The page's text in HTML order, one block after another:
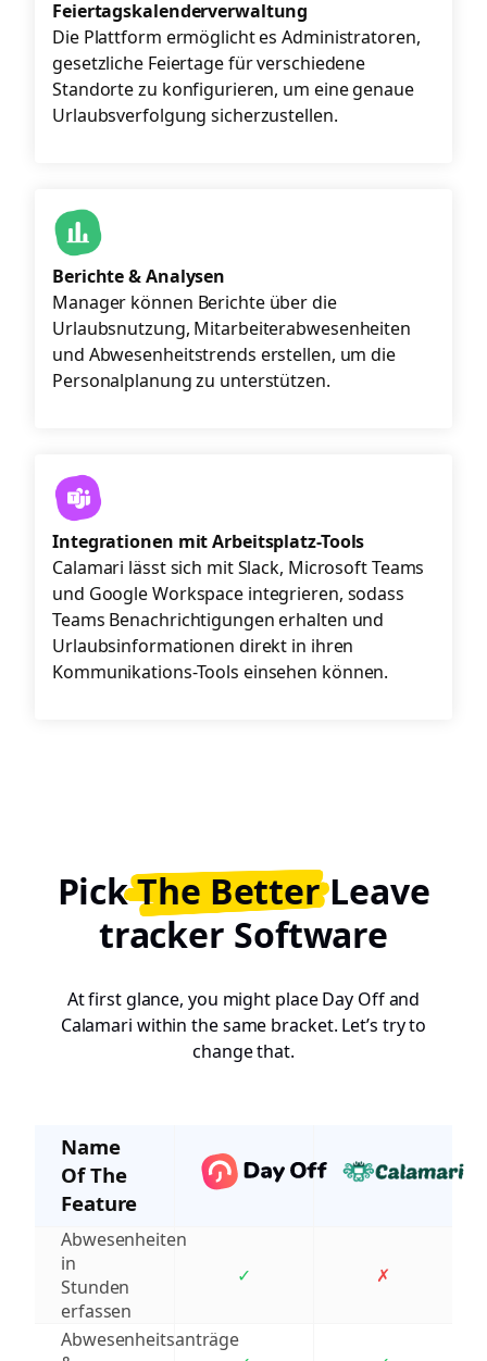
Feiertagskalenderverwaltung
Die Plattform ermöglicht es Administratoren,
gesetzliche Feiertage für verschiedene
Standorte zu konfigurieren, um eine genaue
Urlaubsverfolgung sicherzustellen.
Berichte & Analysen
Manager können Berichte über die
Urlaubsnutzung, Mitarbeiterabwesenheiten
und Abwesenheitstrends erstellen, um die
Personalplanung zu unterstützen.
Integrationen mit Arbeitsplatz-Tools
Calamari lässt sich mit Slack, Microsoft Teams
und Google Workspace integrieren, sodass
Teams Benachrichtigungen erhalten und
Urlaubsinformationen direkt in ihren
Kommunikations-Tools einsehen können.
PickThe BetterLeave
tracker Software
At first glance, you might place Day Off and
Calamari within the same bracket. Let’s try to
change that.
Name
Of The
Feature
Abwesenheiten
in
Stunden
erfassen
✓ ✗
Abwesenheitsanträge